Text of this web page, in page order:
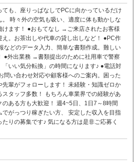
ても、座りっぱなしでPCに向かっているだけ
。 時々外の空気も吸い、適度に体も動かしな
けます！ ●おもてなし →ご来店されたお客様
え。お茶出しや代車の貸し出しなど！ ●PC作
などのデータ入力、簡単な書類作成。難しい
●外出業務 →書類提出のために社用車で警察
「いい気分転換」の時間になります♪ ●電話対
問い合わせ対応や顧客様へのご案内。困った
先輩がフォローします！ 未経験・知識ゼロか
スタッフ多数！ もちろん車業界での経験があ
のある方も大歓迎！ 週4~5日、1日7～8時間
でがっつり稼ぎたい方、 安定した収入を目指
たりの募集です♪ 気になる方は是非ご応募く